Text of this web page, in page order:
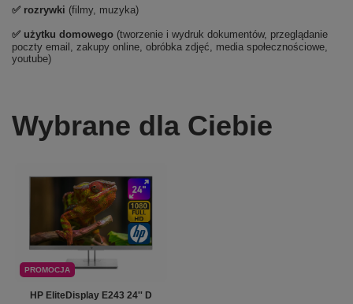
✅ rozrywki (filmy, muzyka)
✅ użytku domowego (tworzenie i wydruk dokumentów, przeglądanie
poczty email, zakupy online, obróbka zdjęć, media społecznościowe,
youtube)
Wybrane dla Ciebie
PROMOCJA
HP EliteDisplay E243 24'' D